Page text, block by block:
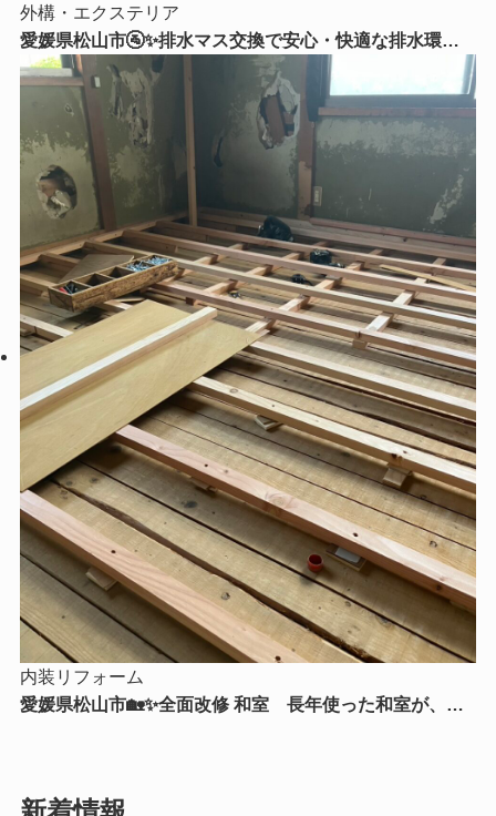
外構・エクステリア
愛媛県松山市🚰✨排水マス交換で安心・快適な排水環境
へ！古くなった排水マスを新しく交換しました✨🔧
内装リフォーム
愛媛県松山市🏡✨全面改修 和室 長年使った和室が、新